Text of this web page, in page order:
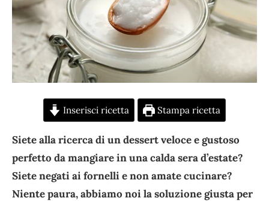
Inserisci ricetta Stampa ricetta
Siete alla ricerca di un dessert veloce e gustoso
perfetto da mangiare in una calda sera d’estate?
Siete negati ai fornelli e non amate cucinare?
Niente paura, abbiamo noi la soluzione giusta per